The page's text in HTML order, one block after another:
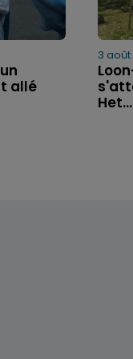
allé
3 août
Het...